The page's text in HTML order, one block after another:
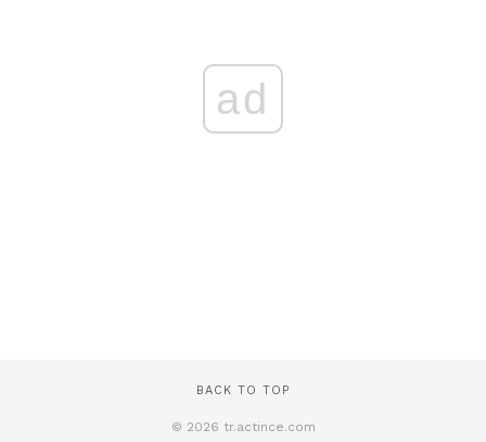
ad
BACK TO TOP
© 2026 tr.actince.com